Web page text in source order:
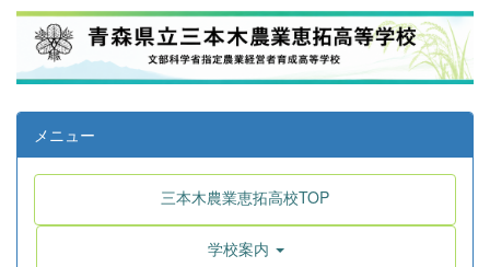
メニュー
三本木農業恵拓高校TOP
学校案内